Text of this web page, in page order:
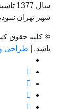
شهر تهران
© کلیه حقوق
باشد. |
طراحی